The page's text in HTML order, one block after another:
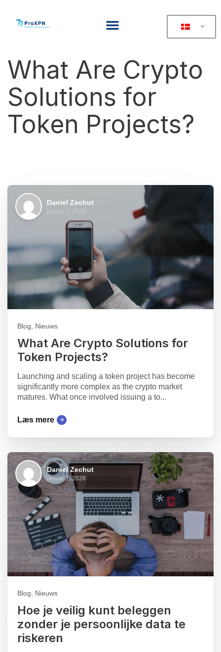
What Are Crypto
Solutions for
Token Projects?
Daniel Zechut
januar 1, 2026
Blog, Nieuws
What Are Crypto Solutions for
Token Projects?
Launching and scaling a token project has become
significantly more complex as the crypto market
matures. What once involved issuing a to...
Læs mere
Daniel Zechut
januar 1, 2026
Blog, Nieuws
Hoe je veilig kunt beleggen
zonder je persoonlijke data te
riskeren